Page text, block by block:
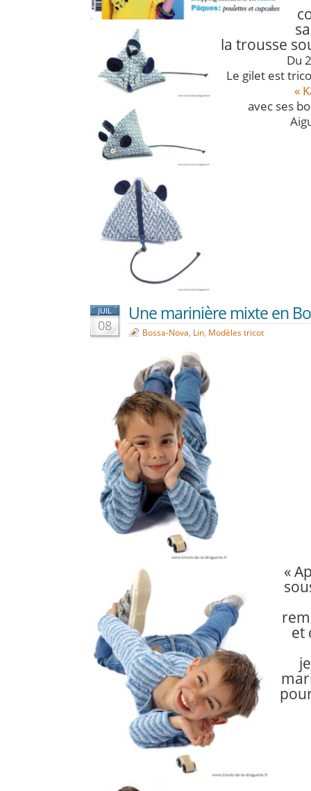
la trousse
Du
Le gilet est
«
avec ses
JUIL
08
Une marinière mixte en
Bossa-Nova, Lin, Modèles tricot
«
et